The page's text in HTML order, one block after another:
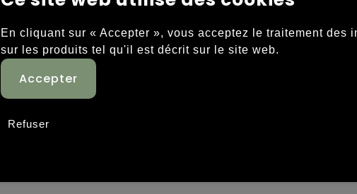
2
3
En cliquant sur « Accepter », vous acceptez le traitement des
sur les produits tel qu'il est décrit sur le site web.
Refuser